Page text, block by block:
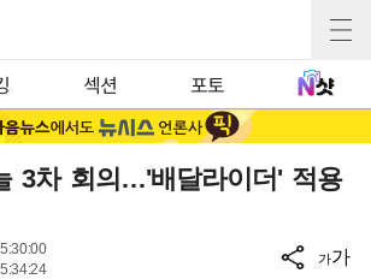
섹션 포토
3차 회의…'배달라이더' 적용
가가